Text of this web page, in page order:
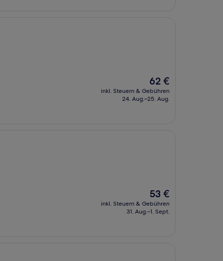
Der
Preis
beträgt
62 €
inkl. Steuern & Gebühren
24. Aug.–25. Aug.
Der
Preis
beträgt
53 €
inkl. Steuern & Gebühren
31. Aug.–1. Sept.